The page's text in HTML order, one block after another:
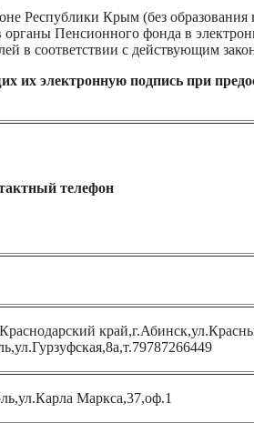
Республики Крым (без образования
Пенсионного фонда в
в соответствии с действующим
их электронную подпись при
телефон
Маркса,37,оф.1